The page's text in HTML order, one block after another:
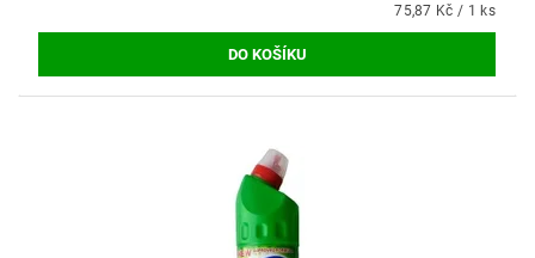
75,87 Kč / 1 ks